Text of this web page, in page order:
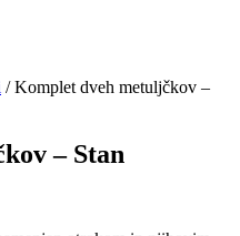
/ Komplet dveh metuljčkov –
– Stan